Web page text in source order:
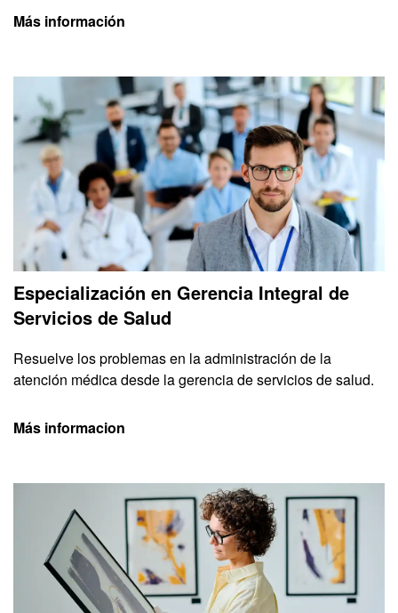
Más información
Especialización en Gerencia Integral de
Servicios de Salud
Resuelve los problemas en la administración de la
atención médica desde la gerencia de servicios de salud.
Más informacion